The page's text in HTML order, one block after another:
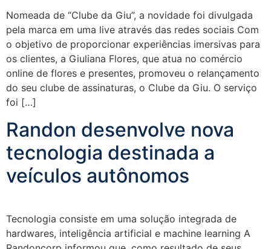
Nomeada de “Clube da Giu”, a novidade foi divulgada
pela marca em uma live através das redes sociais Com
o objetivo de proporcionar experiências imersivas para
os clientes, a Giuliana Flores, que atua no comércio
online de flores e presentes, promoveu o relançamento
do seu clube de assinaturas, o Clube da Giu. O serviço
foi […]
Randon desenvolve nova
tecnologia destinada a
veículos autônomos
Tecnologia consiste em uma solução integrada de
hardwares, inteligência artificial e machine learning A